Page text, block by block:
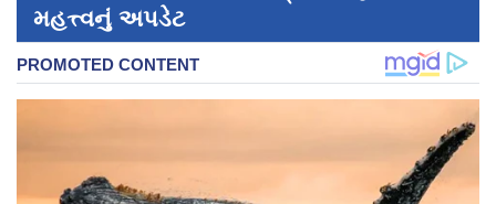
મહત્ત્વનું અપડેટ